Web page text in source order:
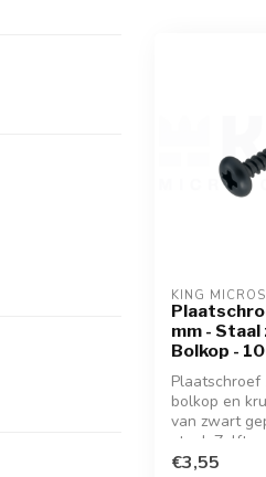
KING
mm -
Bolkop -
Plaatschroef
bolkop en
van zwart
staal.
voor fijne
€3,55